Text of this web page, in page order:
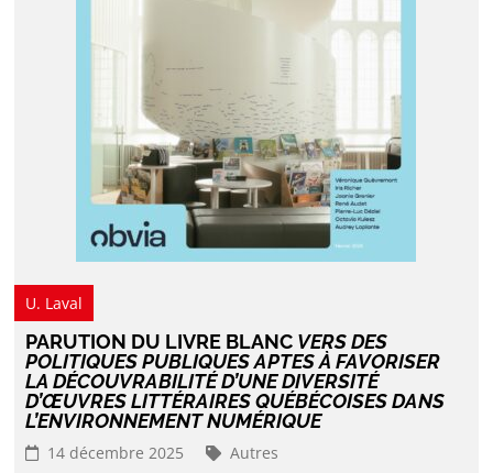
U. Laval
PARUTION DU LIVRE BLANC VERS DES
POLITIQUES PUBLIQUES APTES À FAVORISER
LA DÉCOUVRABILITÉ D’UNE DIVERSITÉ
D’ŒUVRES LITTÉRAIRES QUÉBÉCOISES DANS
L’ENVIRONNEMENT NUMÉRIQUE
14 décembre 2025
Autres